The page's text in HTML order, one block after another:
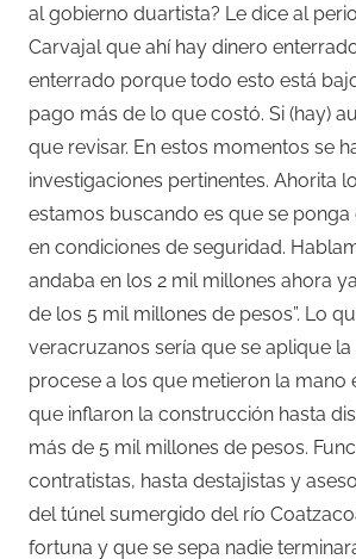
al gobierno duartista? Le dice al
Carvajal que ahí hay dinero
enterrado porque todo esto está
pago más de lo que costó. Si (hay)
que revisar. En estos momentos se
investigaciones pertinentes. Ahorita
estamos buscando es que se ponga
en condiciones de seguridad.
andaba en los 2 mil millones ahora
de los 5 mil millones de pesos”. Lo
veracruzanos sería que se aplique la
procese a los que metieron la mano
que inflaron la construcción hasta
más de 5 mil millones de pesos.
contratistas, hasta destajistas y
del túnel sumergido del río
fortuna y que se sepa nadie